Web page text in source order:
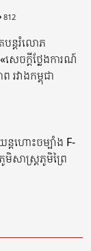
812
បន្តរំលោភ
ចក្តីថ្លែងការណ៍
រវាងកម្ពុជា
ន្តហោះចម្បាំង F-
មិសាស្ត្រភូមិព្រៃ